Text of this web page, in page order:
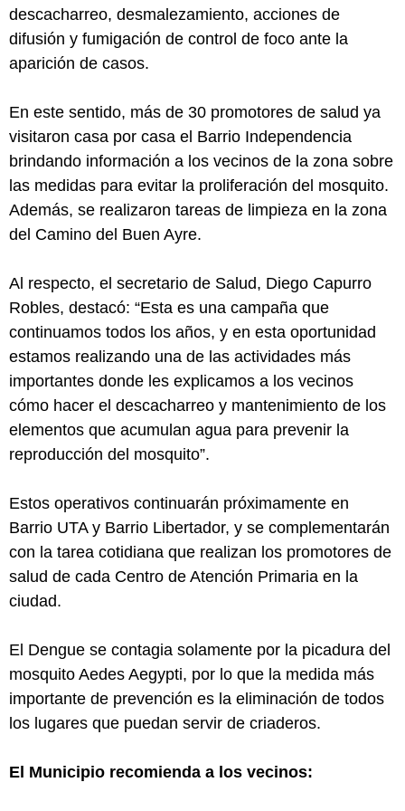
descacharreo, desmalezamiento, acciones de
difusión y fumigación de control de foco ante la
aparición de casos.
En este sentido, más de 30 promotores de salud ya
visitaron casa por casa el Barrio Independencia
brindando información a los vecinos de la zona sobre
las medidas para evitar la proliferación del mosquito.
Además, se realizaron tareas de limpieza en la zona
del Camino del Buen Ayre.
Al respecto, el secretario de Salud, Diego Capurro
Robles, destacó: “Esta es una campaña que
continuamos todos los años, y en esta oportunidad
estamos realizando una de las actividades más
importantes donde les explicamos a los vecinos
cómo hacer el descacharreo y mantenimiento de los
elementos que acumulan agua para prevenir la
reproducción del mosquito”.
Estos operativos continuarán próximamente en
Barrio UTA y Barrio Libertador, y se complementarán
con la tarea cotidiana que realizan los promotores de
salud de cada Centro de Atención Primaria en la
ciudad.
El Dengue se contagia solamente por la picadura del
mosquito Aedes Aegypti, por lo que la medida más
importante de prevención es la eliminación de todos
los lugares que puedan servir de criaderos.
El Municipio recomienda a los vecinos: